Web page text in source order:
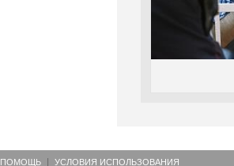
ПОМОЩЬ УСЛОВИЯ ИСПОЛЬЗОВАНИЯ